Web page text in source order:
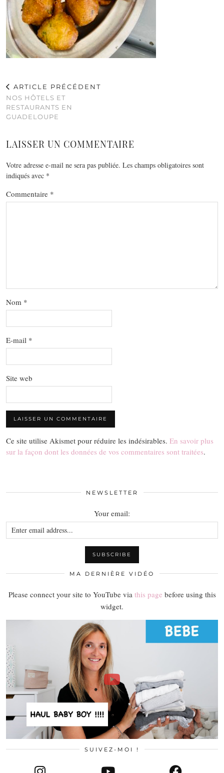
ARTICLE PRÉCÉDENT
NOS HÔTELS ET
RESTAURANTS EN
GUADELOUPE
LAISSER UN COMMENTAIRE
Votre adresse e-mail ne sera pas publiée. Les champs obligatoires sont
indiqués avec *
Commentaire *
Nom *
E-mail *
Site web
Ce site utilise Akismet pour réduire les indésirables. En savoir plus
sur la façon dont les données de vos commentaires sont traitées.
NEWSLETTER
Your email:
MA DERNIÈRE VIDÉO
Please connect your site to YouTube via this page before using this
widget.
SUIVEZ-MOI !